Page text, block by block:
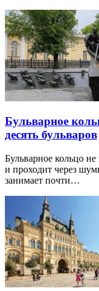
Бульварное
десять бульваров
Бульварное кольцо
и проходит через
занимает почти…